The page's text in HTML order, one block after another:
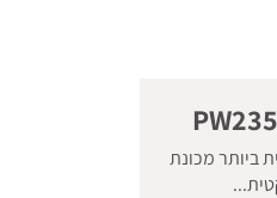
ביותר מכונת